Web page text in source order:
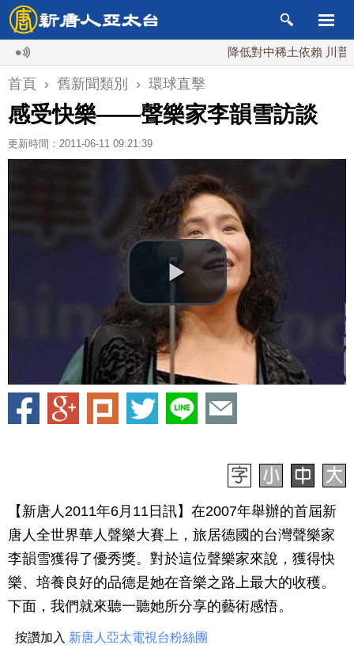
降低對中稀土依賴 川普宣
首頁 › 舊新聞類別 › 環球直擊
感受快樂——聲樂家李韻雪訪談
更新時間：2011-06-11 09:21:39
【新唐人2011年6月11日訊】在2007年舉辦的首屆新
唐人全世界華人聲樂大賽上，旅居德國的台灣聲樂家
李韻雪獲得了優秀獎。對於這位聲樂家來說，獲得快
樂、培養良好的品德是她在音樂之路上最大的收穫。
下面，我們就來聽一聽她所分享的藝術感悟。
按讚加入 新唐人亞太電視台粉絲團